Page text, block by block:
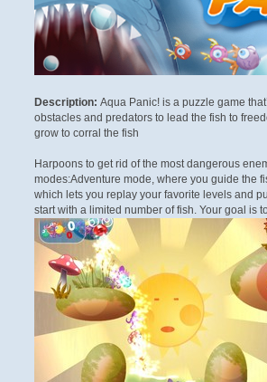
Description: Aqua Panic! is a puzzle game
obstacles and predators to lead the fish to
grow to corral the fish
Harpoons to get rid of the most dangerous
modes:Adventure mode, where you guide the
which lets you replay your favorite levels and
start with a limited number of fish. Your goal is